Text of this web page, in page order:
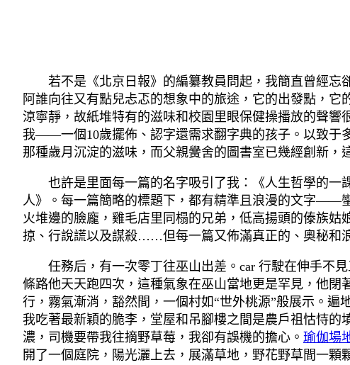
若不是《北京日報》的編纂教員問起，我簡直曾經忘
阿誰向往又有點兒忐忑的想象中的旅途，它的出發點，它
涼寧靜，故紙堆特有的滋味和校園里眼保健操播放的聲響
我——一個10歲擺佈、認字還需求翻字典的孩子。以致于
那種歲月沉淀的滋味，而父親黌舍的圖書室已幾經創新，
也許是里面每一篇的名字吸引了我：《人生哲學的
人》。每一篇簡略的標題下，都有精準且浪漫的文字——
火堆邊的臉龐，雞毛店里同榻的兄弟，低高揚頭的傣族
掠、行說謊以及謀殺……但每一篇又佈滿真正的、奧秘和
任務后，有一次零丁往巫山出差。car 行駛在伸手不
條路他天天跑四次，這種氣象在巫山當地更是罕見，他
行，霧氣漸消，豁然間，一個村如“世外桃源”般展示。
我吃著最新穎的脆李，堂屋和吊腳樓之間是農戶祖怙恃
濃，司機要帶我往摘野草莓，我卻有誤機的擔心。 瑜伽場
開了一個庭院，陽光灑上去，展滿草地，野花野草間一